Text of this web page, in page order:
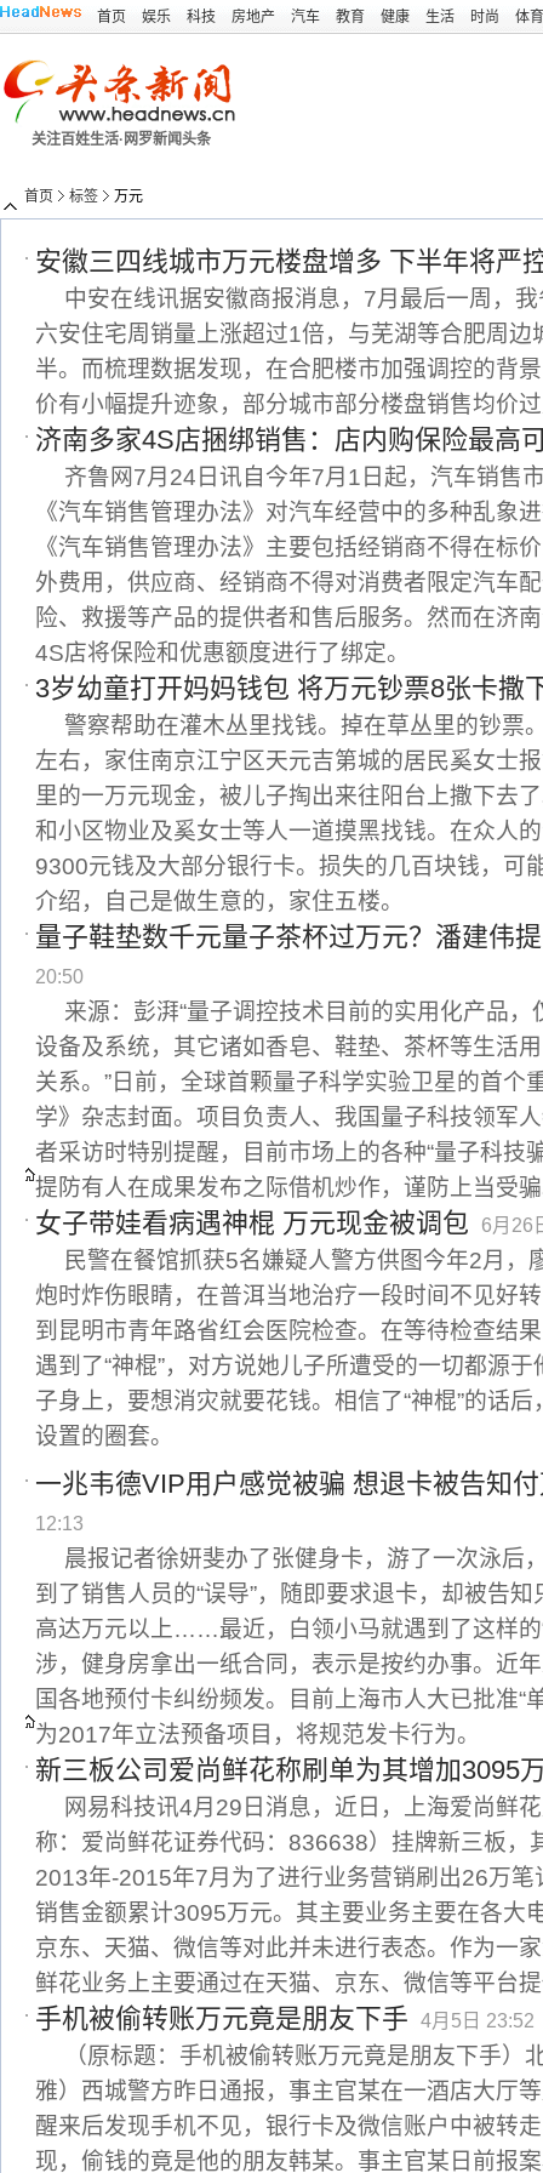
首页 娱乐 科技 房地产 汽车 教育 健康 生活 时尚 体育
关注百姓生活·网罗新闻头条
首页 标签 万元
安徽三四线城市万元楼盘增多 下半年将严
中安在线讯据安徽商报消息，7月最后一周，
六安住宅周销量上涨超过1倍，与芜湖等合肥周边
半。而梳理数据发现，在合肥楼市加强调控的背
价有小幅提升迹象，部分城市部分楼盘销售均价
济南多家4S店捆绑销售：店内购保险最高
齐鲁网7月24日讯自今年7月1日起，汽车销售
《汽车销售管理办法》对汽车经营中的多种乱象
《汽车销售管理办法》主要包括经销商不得在标
外费用，供应商、经销商不得对消费者限定汽车
险、救援等产品的提供者和售后服务。然而在济
4S店将保险和优惠额度进行了绑定。
3岁幼童打开妈妈钱包 将万元钞票8张卡撒
警察帮助在灌木丛里找钱。掉在草丛里的钞票
左右，家住南京江宁区天元吉第城的居民奚女士
里的一万元现金，被儿子掏出来往阳台上撒下去
和小区物业及奚女士等人一道摸黑找钱。在众人
9300元钱及大部分银行卡。损失的几百块钱，可
介绍，自己是做生意的，家住五楼。
量子鞋垫数千元量子茶杯过万元？潘建伟
20:50
来源：彭湃“量子调控技术目前的实用化产品
设备及系统，其它诸如香皂、鞋垫、茶杯等生活
关系。”日前，全球首颗量子科学实验卫星的首个
学》杂志封面。项目负责人、我国量子科技领军
者采访时特别提醒，目前市场上的各种“量子科技
提防有人在成果发布之际借机炒作，谨防上当受
女子带娃看病遇神棍 万元现金被调包 6月26
民警在餐馆抓获5名嫌疑人警方供图今年2月，
炮时炸伤眼睛，在普洱当地治疗一段时间不见好
到昆明市青年路省红会医院检查。在等待检查结
遇到了“神棍”，对方说她儿子所遭受的一切都源
子身上，要想消灾就要花钱。相信了“神棍”的话
设置的圈套。
一兆韦德VIP用户感觉被骗 想退卡被告知
12:13
晨报记者徐妍斐办了张健身卡，游了一次泳后
到了销售人员的“误导”，随即要求退卡，却被告
高达万元以上……最近，白领小马就遇到了这样的
涉，健身房拿出一纸合同，表示是按约办事。近
国各地预付卡纠纷频发。目前上海市人大已批准“
为2017年立法预备项目，将规范发卡行为。
新三板公司爱尚鲜花称刷单为其增加3095
网易科技讯4月29日消息，近日，上海爱尚鲜
称：爱尚鲜花证券代码：836638）挂牌新三板，
2013年-2015年7月为了进行业务营销刷出26万笔
销售金额累计3095万元。其主要业务主要在各大
京东、天猫、微信等对此并未进行表态。作为一
鲜花业务上主要通过在天猫、京东、微信等平台
手机被偷转账万元竟是朋友下手 4月5日 23:52
（原标题：手机被偷转账万元竟是朋友下手）
雅）西城警方昨日通报，事主官某在一酒店大厅
醒来后发现手机不见，银行卡及微信账户中被转
现，偷钱的竟是他的朋友韩某。事主官某日前报